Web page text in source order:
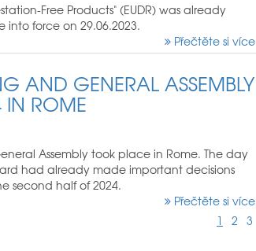
Free Products" (EUDR) was already
force on 29.06.2023.
Přečtěte si více
AND GENERAL ASSEMBLY
ROME
Assembly took place in Rome. The day
had already made important decisions
second half of 2024.
Přečtěte si více
1
2 3